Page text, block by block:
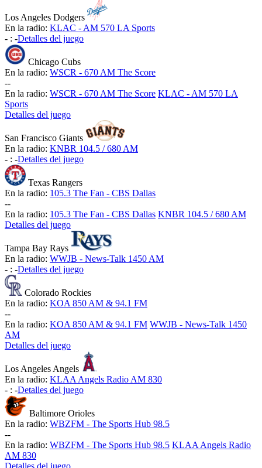
Los Angeles Dodgers
En la radio: KLAC - AM 570 LA Sports
- : -Detalles del juego
Chicago Cubs
En la radio: WSCR - 670 AM The Score
--
En la radio: WSCR - 670 AM The Score KLAC - AM 570 LA
Sports
Detalles del juego
San Francisco Giants
En la radio: KNBR 104.5 / 680 AM
- : -Detalles del juego
Texas Rangers
En la radio: 105.3 The Fan - CBS Dallas
--
En la radio: 105.3 The Fan - CBS Dallas KNBR 104.5 / 680 AM
Detalles del juego
Tampa Bay Rays
En la radio: WWJB - News-Talk 1450 AM
- : -Detalles del juego
Colorado Rockies
En la radio: KOA 850 AM & 94.1 FM
--
En la radio: KOA 850 AM & 94.1 FM WWJB - News-Talk 1450
AM
Detalles del juego
Los Angeles Angels
En la radio: KLAA Angels Radio AM 830
- : -Detalles del juego
Baltimore Orioles
En la radio: WBZFM - The Sports Hub 98.5
--
En la radio: WBZFM - The Sports Hub 98.5 KLAA Angels Radio
AM 830